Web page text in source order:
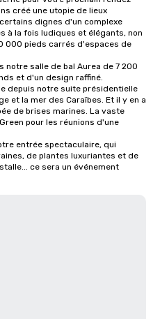
créé une utopie de lieux
dignes d'un complexe
à la fois ludiques et élégants, non
000 pieds carrés d'espaces de
salle de bal Aurea de 7 200
et d'un design raffiné.
depuis notre suite présidentielle
et la mer des Caraïbes. Et il y en a
de brises marines. La vaste
pour les réunions d'une
entrée spectaculaire, qui
de plantes luxuriantes et de
ce sera un événement